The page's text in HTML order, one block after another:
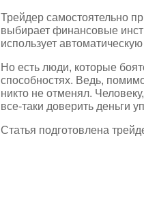
Трейдер самостоятельно
выбирает финансовые
использует
Но есть люди, которые
способностях. Ведь,
никто не отменял.
все-таки доверить деньги
Статья подготовлена